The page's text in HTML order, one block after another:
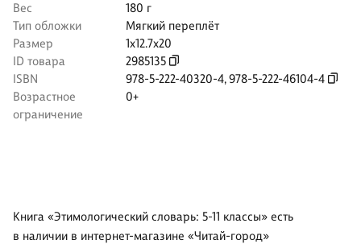
Вес
180 г
Тип обложки
Мягкий переплёт
Размер
1x12.7x20
ID товара
2985135
ISBN
978-5-222-40320-4,978-5-222-46104-4
Возрастное
ограничение
0+
Книга «Этимологический словарь: 5-11 классы» есть
в наличии в интернет-магазине «Читай-город»